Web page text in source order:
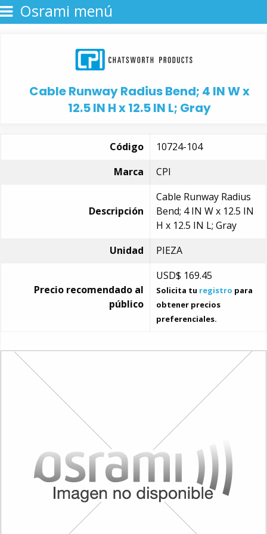
Osrami menú
Cable Runway Radius Bend; 4 IN W x
12.5 IN H x 12.5 IN L; Gray
Código
10724-104
Marca
CPI
Descripción
Cable Runway Radius
Bend; 4 IN W x 12.5 IN
H x 12.5 IN L; Gray
Unidad
PIEZA
Precio recomendado al
público
USD$ 169.45
Solicita tu registro para
obtener precios
preferenciales.